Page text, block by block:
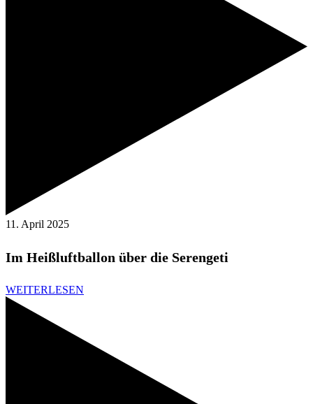
11. April 2025
Im Heißluftballon über die Serengeti
WEITERLESEN